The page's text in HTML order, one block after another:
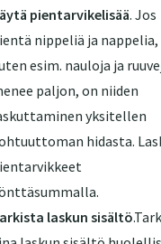
pientarvikelisää. Jos
nippeliä ja nappelia,
esim. nauloja ja
paljon, on niiden
yksitellen
hidasta.
laskun sisältö